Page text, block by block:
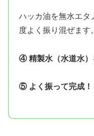
ハッカ油を無水エタ
度よく振り混ぜます。
④ 精製水（水道水）
⑤ よく振って完成！